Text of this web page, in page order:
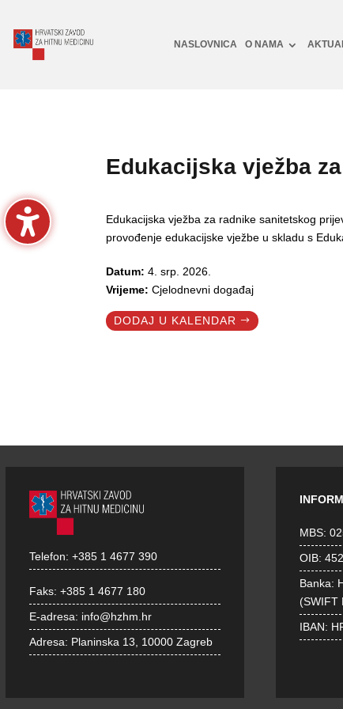
NASLOVNICA O NAMA
Edukacijska vježba
Edukacijska vježba za radnike sanitetskog
provođenje edukacijske vježbe u skladu s
Datum:4. srp. 2026.
Vrijeme:Cjelodnevni događaj
DODAJ U KALENDAR
Telefon: +385 1 4677 390
Faks: +385 1 4677 180
E-adresa: info@hzhm.hr
Adresa: Planinska 13, 10000 Zagreb
MBS:
OIB:
Banka:
(SWIFT
IBAN: